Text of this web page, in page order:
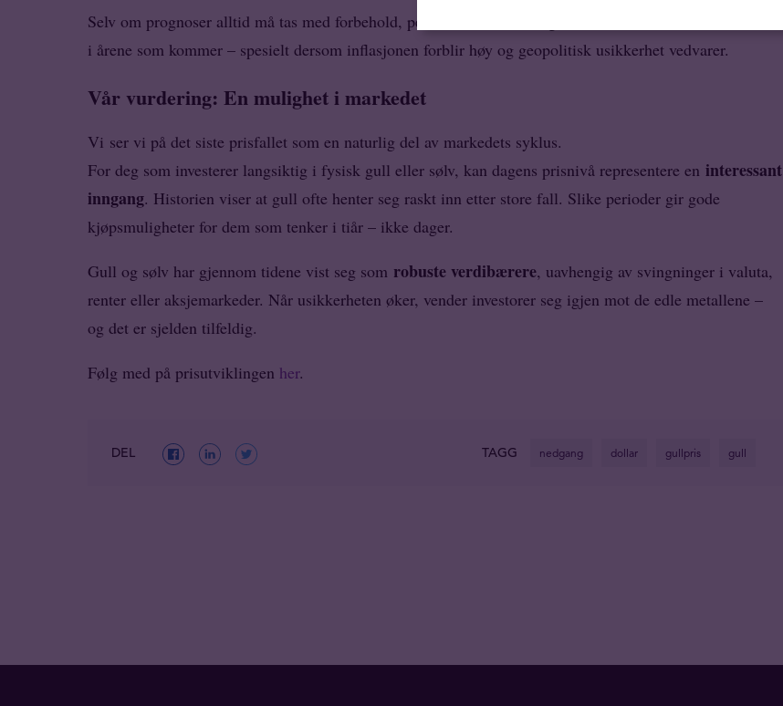
Selv om prognoser alltid må tas med forbehold, peker trenden mot at gull vil forbli et attraktivt aktivum
i årene som kommer – spesielt dersom inflasjonen forblir høy og geopolitisk usikkerhet vedvarer.
Vår vurdering: En mulighet i markedet
Vi ser vi på det siste prisfallet som en naturlig del av markedets syklus.
For deg som investerer langsiktig i fysisk gull eller sølv, kan dagens prisnivå representere en interessant
inngang. Historien viser at gull ofte henter seg raskt inn etter store fall. Slike perioder gir gode
kjøpsmuligheter for dem som tenker i tiår – ikke dager.
Gull og sølv har gjennom tidene vist seg som robuste verdibærere, uavhengig av svingninger i valuta,
renter eller aksjemarkeder. Når usikkerheten øker, vender investorer seg igjen mot de edle metallene –
og det er sjelden tilfeldig.
Følg med på prisutviklingen her.
DEL TAGG nedgang dollar gullpris gull